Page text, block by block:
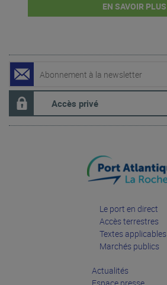
EN SAVOIR PLUS
Accès privé
Le port en direct
Accès terrestres
Textes applicables
Marchés publics
Actualités